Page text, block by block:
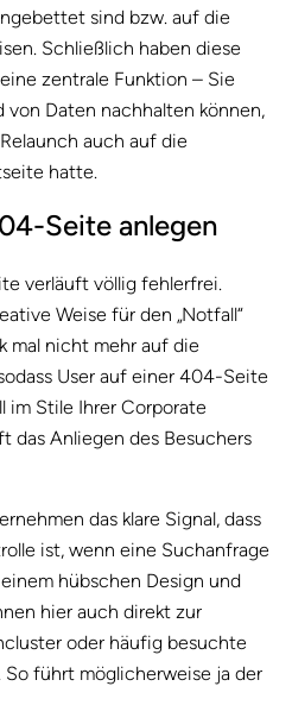
sind bzw. auf die
Schließlich haben diese
zentrale Funktion – Sie
Daten nachhalten können,
auch auf die
hatte.
Seite anlegen
verläuft völlig fehlerfrei.
Weise für den „Notfall“
mal nicht mehr auf die
User auf einer 404-Seite
im Stile Ihrer Corporate
das Anliegen des Besuchers
das klare Signal, dass
ist, wenn eine Suchanfrage
hübschen Design und
hier auch direkt zur
oder häufig besuchte
führt möglicherweise ja der